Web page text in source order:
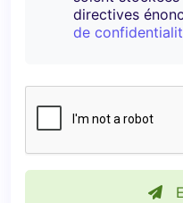
directives
de